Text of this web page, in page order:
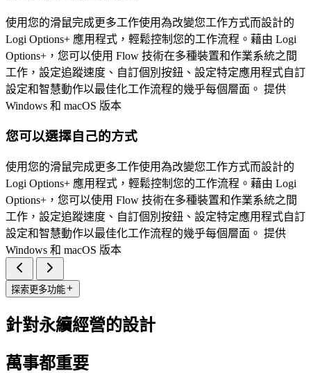
使用您的滑鼠完成更多工作使用為改變您工作方式而設計的
Logi Options+ 應用程式，輕鬆控制您的工作流程。藉由 Logi
Options+，您可以使用 Flow 技術在多種裝置和作業系統之間
工作，設定追蹤速度、自訂個別按鈕、設定特定應用程式自訂
設定和智慧動作以最佳化工作流程的幾乎每個層面。 提供
Windows 和 macOS 版本
您可以選擇自己的方式
使用您的滑鼠完成更多工作使用為改變您工作方式而設計的
Logi Options+ 應用程式，輕鬆控制您的工作流程。藉由 Logi
Options+，您可以使用 Flow 技術在多種裝置和作業系統之間
工作，設定追蹤速度、自訂個別按鈕、設定特定應用程式自訂
設定和智慧動作以最佳化工作流程的幾乎每個層面。 提供
Windows 和 macOS 版本
探索更多功能
針對永續經營的設計
萬事都重要